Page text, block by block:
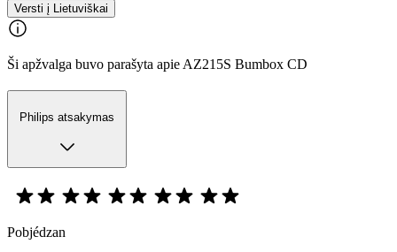
Versti į Lietuviškai
Ši apžvalga buvo parašyta apie AZ215S Bumbox CD
Philips atsakymas
Pobjédzan